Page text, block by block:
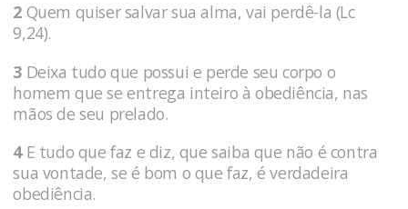
2 Quem quiser salvar sua alma, vai perdê-la (Lc
9,24).
3 Deixa tudo que possui e perde seu corpo o
homem que se entrega inteiro à obediência, nas
mãos de seu prelado.
4E tudo que faz e diz, que saiba que não é contra
sua vontade, se é bom o que faz, é verdadeira
obediência.